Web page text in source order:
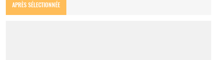
APRÈS SÉLECTIONNÉE